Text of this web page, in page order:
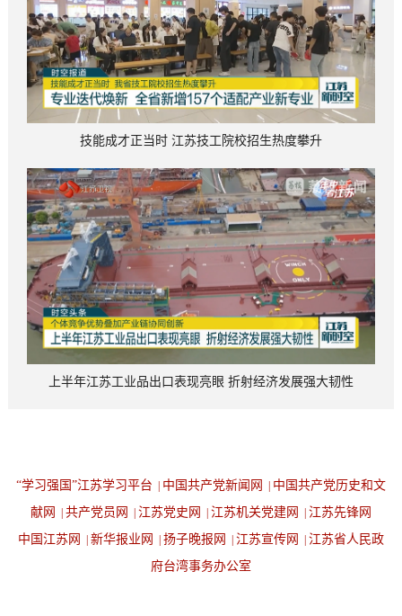
技能成才正当时 江苏技工院校招生热度攀升
上半年江苏工业品出口表现亮眼 折射经济发展强大韧性
“学习强国”江苏学习平台 中国共产党新闻网
中国共产党历史和文
献网
共产党员网 江苏党史网 江苏机关党建网
江苏先锋网
中国江苏网
新华报业网 扬子晚报网 江苏宣传网
江苏省人民政
府台湾事务办公室